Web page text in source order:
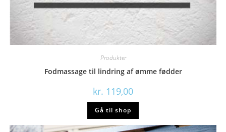
Produkter
Fodmassage til lindring af ømme fødder
kr. 119,00
Gå til shop